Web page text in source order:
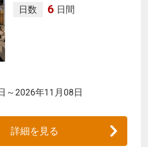
日数 6 日間
～2026年11月08日
詳細を見る